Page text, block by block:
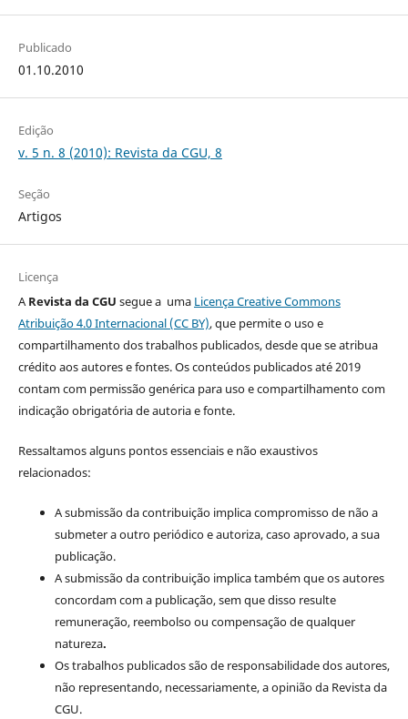
Publicado
01.10.2010
Edição
v. 5 n. 8 (2010): Revista da CGU, 8
Seção
Artigos
Licença
ARevista da CGU segue a uma Licença Creative Commons
Atribuição 4.0 Internacional (CC BY), que permite o uso e
compartilhamento dos trabalhos publicados, desde que se atribua
crédito aos autores e fontes. Os conteúdos publicados até 2019
contam com permissão genérica para uso e compartilhamento com
indicação obrigatória de autoria e fonte.
Ressaltamos alguns pontos essenciais e não exaustivos
relacionados:
A submissão da contribuição implica compromisso de não a
submeter a outro periódico e autoriza, caso aprovado, a sua
publicação.
A submissão da contribuição implica também que os autores
concordam com a publicação, sem que disso resulte
remuneração, reembolso ou compensação de qualquer
natureza.
Os trabalhos publicados são de responsabilidade dos autores,
não representando, necessariamente, a opinião da Revista da
CGU.